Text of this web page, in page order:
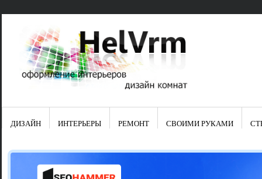
Свежие
Японские
ДИЗАЙН ИНТЕРЬЕРЫ РЕМОНТ СВОИМИ РУКАМИ